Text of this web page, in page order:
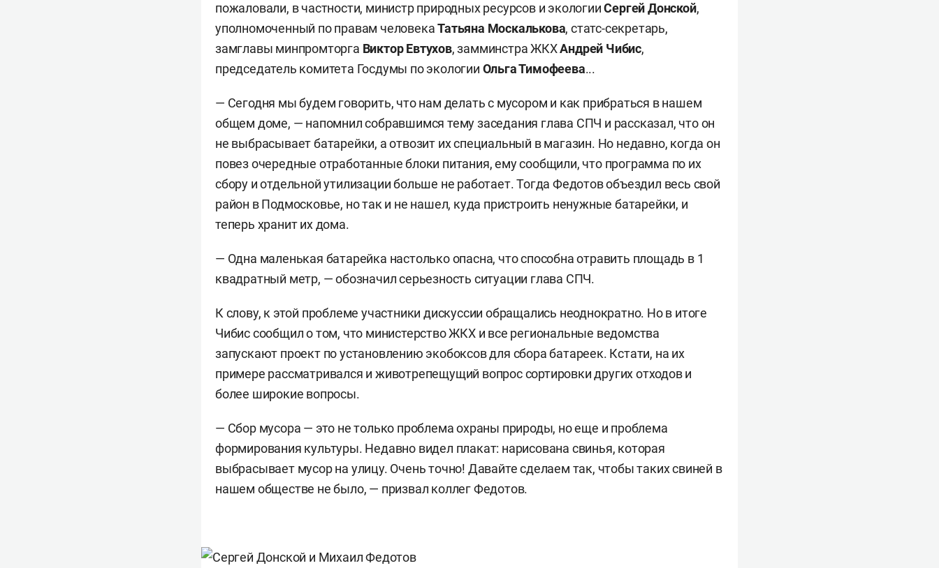
пожаловали, в частности, министр природных ресурсов и экологииСергей Донской,
уполномоченный по правам человекаТатьяна Москалькова, статс-секретарь,
замглавы минпромторга Виктор Евтухов, замминстра ЖКХАндрей Чибис,
председатель комитета Госдумы по экологии Ольга Тимофеева...
— Сегодня мы будем говорить, что нам делать с мусором и как прибраться в нашем
общем доме, — напомнил собравшимся тему заседания глава СПЧ и рассказал, что он
не выбрасывает батарейки, а отвозит их специальный в магазин. Но недавно, когда он
повез очередные отработанные блоки питания, ему сообщили, что программа по их
сбору и отдельной утилизации больше не работает. Тогда Федотов объездил весь свой
район в Подмосковье, но так и не нашел, куда пристроить ненужные батарейки, и
теперь хранит их дома.
— Одна маленькая батарейка настолько опасна, что способна отравить площадь в 1
квадратный метр, — обозначил серьезность ситуации глава СПЧ.
К слову, к этой проблеме участники дискуссии обращались неоднократно. Но в итоге
Чибис сообщил о том, что министерство ЖКХ и все региональные ведомства
запускают проект по установлению экобоксов для сбора батареек. Кстати, на их
примере рассматривался и животрепещущий вопрос сортировки других отходов и
более широкие вопросы.
— Сбор мусора — это не только проблема охраны природы, но еще и проблема
формирования культуры. Недавно видел плакат: нарисована свинья, которая
выбрасывает мусор на улицу. Очень точно! Давайте сделаем так, чтобы таких свиней в
нашем обществе не было, — призвал коллег Федотов.